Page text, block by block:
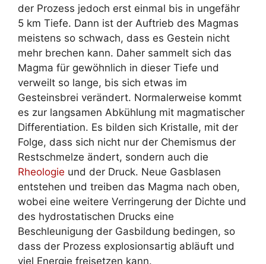
der Prozess jedoch erst einmal bis in ungefähr
5 km Tiefe. Dann ist der Auftrieb des Magmas
meistens so schwach, dass es Gestein nicht
mehr brechen kann. Daher sammelt sich das
Magma für gewöhnlich in dieser Tiefe und
verweilt so lange, bis sich etwas im
Gesteinsbrei verändert. Normalerweise kommt
es zur langsamen Abkühlung mit magmatischer
Differentiation. Es bilden sich Kristalle, mit der
Folge, dass sich nicht nur der Chemismus der
Restschmelze ändert, sondern auch die
Rheologie und der Druck. Neue Gasblasen
entstehen und treiben das Magma nach oben,
wobei eine weitere Verringerung der Dichte und
des hydrostatischen Drucks eine
Beschleunigung der Gasbildung bedingen, so
dass der Prozess explosionsartig abläuft und
viel Energie freisetzen kann.